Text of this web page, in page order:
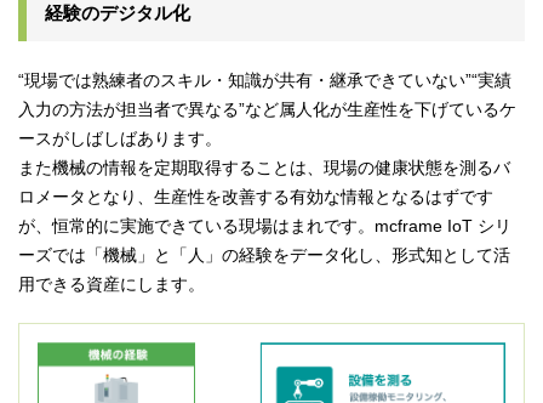
経験のデジタル化
“現場では熟練者のスキル・知識が共有・継承できていない”“実績
入力の方法が担当者で異なる”など属人化が生産性を下げているケ
ースがしばしばあります。
また機械の情報を定期取得することは、現場の健康状態を測るバ
ロメータとなり、生産性を改善する有効な情報となるはずです
が、恒常的に実施できている現場はまれです。mcframe IoT シリ
ーズでは「機械」と「人」の経験をデータ化し、形式知として活
用できる資産にします。